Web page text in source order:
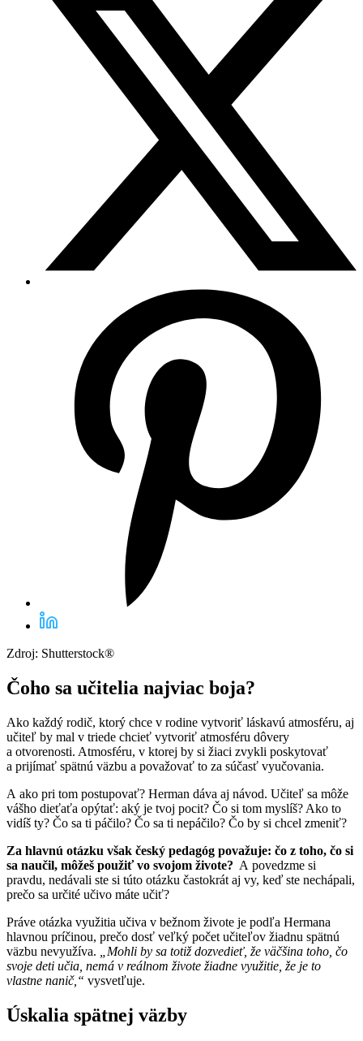
Zdroj: Shutterstock®
Čoho sa učitelia najviac boja?
Ako každý rodič, ktorý chce v rodine vytvoriť láskavú atmosféru, aj
učiteľ by mal v triede chcieť vytvoriť atmosféru dôvery
a otvorenosti. Atmosféru, v ktorej by si žiaci zvykli poskytovať
a prijímať spätnú väzbu a považovať to za súčasť vyučovania.
A ako pri tom postupovať? Herman dáva aj návod. Učiteľ sa môže
vášho dieťaťa opýtať: aký je tvoj pocit? Čo si tom myslíš? Ako to
vidíš ty? Čo sa ti páčilo? Čo sa ti nepáčilo? Čo by si chcel zmeniť?
Za hlavnú otázku však český pedagóg považuje: čo z toho, čo si
sa naučil, môžeš použiť vo svojom živote? A povedzme si
pravdu, nedávali ste si túto otázku častokrát aj vy, keď ste nechápali,
prečo sa určité učivo máte učiť?
Práve otázka využitia učiva v bežnom živote je podľa Hermana
hlavnou príčinou, prečo dosť veľký počet učiteľov žiadnu spätnú
väzbu nevyužíva.
„Mohli by sa totiž dozvedieť, že väčšina toho, čo
svoje deti učia, nemá v reálnom živote žiadne využitie, že je to
vlastne nanič,“ vysvetľuje.
Úskalia spätnej väzby